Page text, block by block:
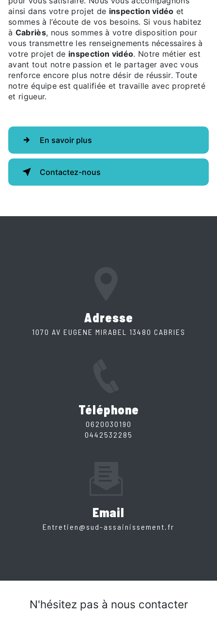
ainsi dans votre projet de inspection vidéo et
sommes à l’écoute de vos besoins. Si vous habitez
à Cabriès, nous sommes à votre disposition pour
vous transmettre les renseignements nécessaires à
votre projet de inspection vidéo. Notre métier est
avant tout notre passion et le partager avec vous
renforce encore plus notre désir de réussir. Toute
notre équipe est qualifiée et travaille avec propreté
et rigueur.
En savoir plus
Contactez-nous
Adresse
1070 AV EUGENE MIRABEL 13480 CABRIES
Téléphone
0620030190
0442532285
Email
entretien@sud-assainissement.fr
N'hésitez pas à nous contacter